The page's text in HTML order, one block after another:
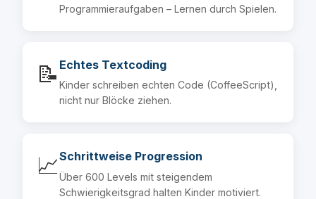
Programmieraufgaben – Lernen durch Spielen.
📝 Echtes Textcoding
Kinder schreiben echten Code (CoffeeScript),
nicht nur Blöcke ziehen.
📈Schrittweise Progression
Über 600 Levels mit steigendem
Schwierigkeitsgrad halten Kinder motiviert.